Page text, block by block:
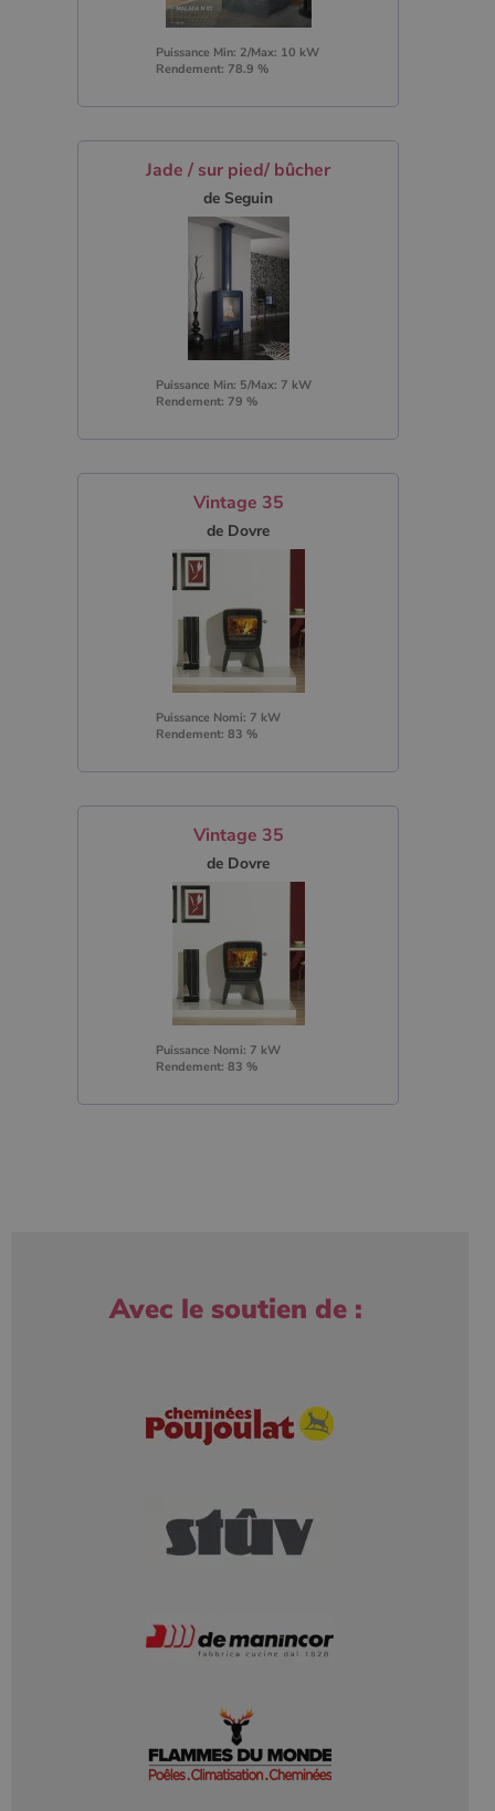
Puissance Min: 2/Max: 10 kW
Rendement: 78.9 %
Jade / sur pied/ bûcher
de Seguin
Puissance Min: 5/Max: 7 kW
Rendement: 79 %
Vintage 35
de Dovre
Puissance Nomi: 7 kW
Rendement: 83 %
Vintage 35
de Dovre
Puissance Nomi: 7 kW
Rendement: 83 %
Avec le soutien de :